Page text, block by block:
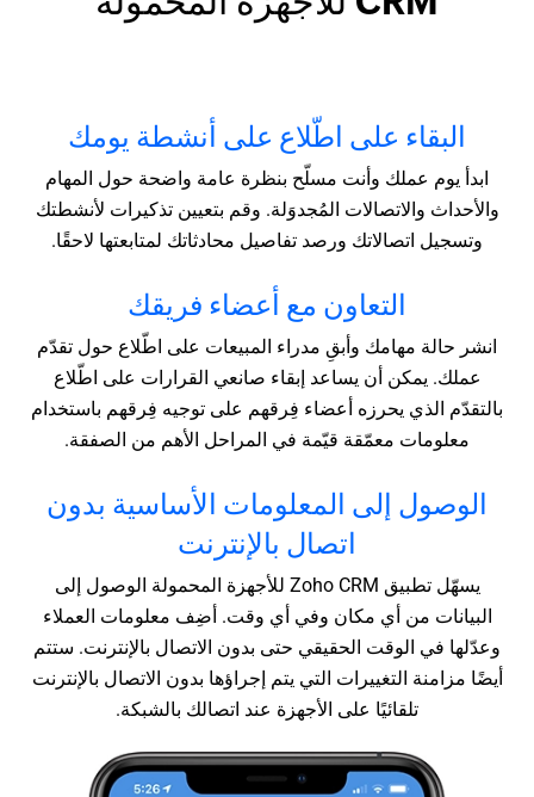
البقاء على اطّلاع على أنشطة يومك
ابدأ يوم عملك وأنت مسلّح بنظرة عامة واضحة حول المهام
والأحداث والاتصالات المُجدوَلة. وقم بتعيين تذكيرات لأنشطتك
وتسجيل اتصالاتك ورصد تفاصيل محادثاتك لمتابعتها لاحقًا.
التعاون مع أعضاء فريقك
انشر حالة مهامك وأبقِ مدراء المبيعات على اطّلاع حول تقدّم
عملك. يمكن أن يساعد إبقاء صانعي القرارات على اطّلاع
بالتقدّم الذي يحرزه أعضاء فِرقهم على توجيه فِرقهم باستخدام
معلومات معمّقة قيّمة في المراحل الأهم من الصفقة.
الوصول إلى المعلومات الأساسية بدون
اتصال بالإنترنت
يسهّل تطبيق Zoho CRM للأجهزة المحمولة الوصول إلى
البيانات من أي مكان وفي أي وقت. أضِف معلومات العملاء
وعدّلها في الوقت الحقيقي حتى بدون الاتصال بالإنترنت. ستتم
أيضًا مزامنة التغييرات التي يتم إجراؤها بدون الاتصال بالإنترنت
تلقائيًا على الأجهزة عند اتصالك بالشبكة.